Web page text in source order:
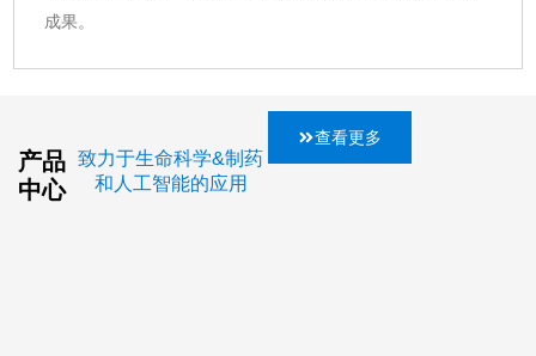
成果。
产品
中心
致力于生命科学&制药
和人工智能的应用
查看更多